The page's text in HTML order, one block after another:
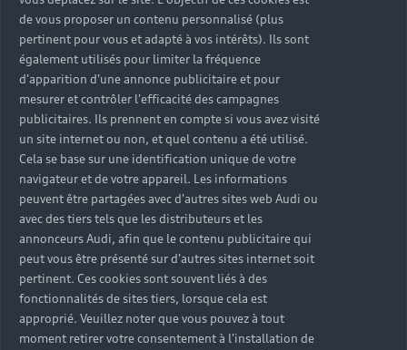
de vous proposer un contenu personnalisé (plus
pertinent pour vous et adapté à vos intérêts). Ils sont
également utilisés pour limiter la fréquence
d'apparition d'une annonce publicitaire et pour
mesurer et contrôler l'efficacité des campagnes
publicitaires. Ils prennent en compte si vous avez visité
un site internet ou non, et quel contenu a été utilisé.
Cela se base sur une identification unique de votre
navigateur et de votre appareil. Les informations
peuvent être partagées avec d'autres sites web Audi ou
avec des tiers tels que les distributeurs et les
annonceurs Audi, afin que le contenu publicitaire qui
peut vous être présenté sur d'autres sites internet soit
pertinent. Ces cookies sont souvent liés à des
fonctionnalités de sites tiers, lorsque cela est
approprié. Veuillez noter que vous pouvez à tout
moment retirer votre consentement à l'installation de